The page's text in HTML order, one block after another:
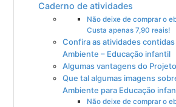
Caderno de atividades
Não deixe de comprar o
Custa apenas 7,90 reais!
Confira as atividades
Ambiente – Educação infantil
Algumas vantagens do
Que tal algumas imagens
Ambiente para Educação
Não deixe de comprar o